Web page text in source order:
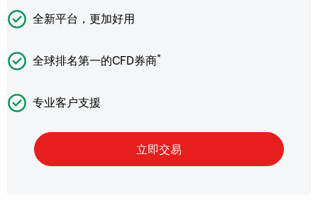
全新平台，更加好用
全球排名第一的CFD券商*
专业客户支援